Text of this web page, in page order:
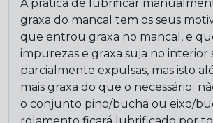
A pratica de lubrificar
graxa do mancal tem os seus
que entrou graxa no mancal, e
impurezas e graxa suja no interior
parcialmente expulsas, mas isto
mais graxa do que o necessário
o conjunto pino/bucha ou eixo/